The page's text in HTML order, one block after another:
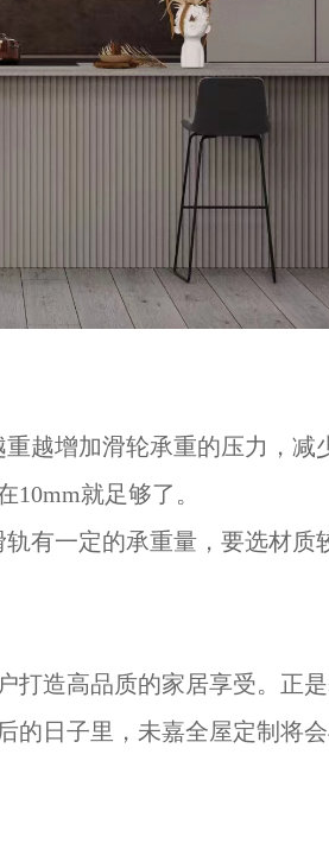
越增加滑轮承重的压力，减
就足够了。
有一定的承重量，要选材质
打造高品质的家居享受。正
的日子里，未嘉全屋定制将